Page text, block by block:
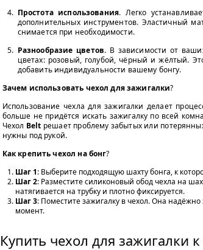
Простота использования. Легко
дополнительных инструментов. Эластичный
снимается при необходимости.
Разнообразие цветов. В зависимости от
цветах: розовый, голубой, чёрный и жёлтый.
добавить индивидуальности вашему бонгу.
Зачем использовать чехол для зажигалки?
Использование чехла для зажигалки делает
больше не придётся искать зажигалку по всей
Чехол Belt решает проблему забытых или
нужны под рукой.
Как крепить чехол на бонг?
Шаг 1: Выберите подходящую шахту бонга, к
Шаг 2: Разместите силиконовый обод чехла на
натягивается на трубку и плотно фиксируется.
Шаг 3: Поместите зажигалку в чехол. Она
момент.
Купить чехол для зажигалки